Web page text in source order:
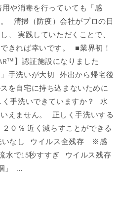
や消毒を行っていても「感
清掃（防疫）会社がプロの目
、 実践していただくことで、
きれば幸いです。 ■業界初！
】認証施設になりました
手洗いが大切 外出から帰宅後
を自宅に持ち込まないために
く手洗いできていますか？ 水
えません。 正しく手洗いする
０％ 近く減らすことができる
いなし ウイルス全残存 ※感
水で15秒すすぎ ウイルス残存
」 ...